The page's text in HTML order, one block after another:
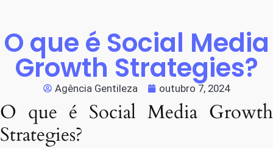
O que é Social Media
Growth Strategies?
Agência Gentileza outubro 7, 2024
O que é Social Media Growth
Strategies?